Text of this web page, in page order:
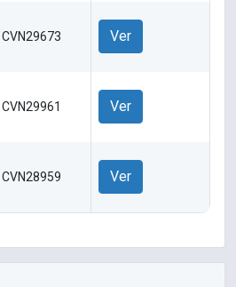
CVN29673 Ver
CVN29961 Ver
CVN28959 Ver